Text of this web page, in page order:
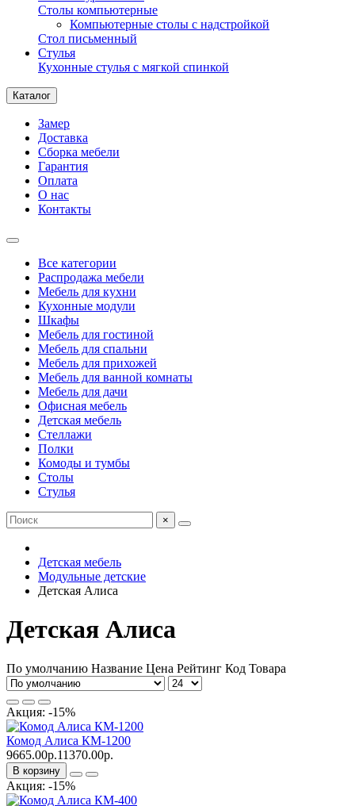
Столы компьютерные
Компьютерные столы с надстройкой
Стол письменный
Стулья
Кухонные стулья с мягкой спинкой
Каталог
Замер
Доставка
Сборка мебели
Гарантия
Оплата
О нас
Контакты
Все категории
Распродажа мебели
Мебель для кухни
Кухонные модули
Шкафы
Мебель для гостиной
Мебель для спальни
Мебель для прихожей
Мебель для ванной комнаты
Мебель для дачи
Офисная мебель
Детская мебель
Стеллажи
Полки
Комоды и тумбы
Столы
Стулья
×
Детская мебель
Модульные детские
Детская Алиса
Детская Алиса
По умолчанию Название Цена Рейтинг Код Товара
Акция: -15%
Комод Алиса КМ-1200
9665.00р.11370.00р.
В корзину
Акция: -15%